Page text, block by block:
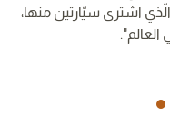
اشترى سيّارتين منها،